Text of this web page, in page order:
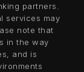
partners.
services may
note that
in the way
and is